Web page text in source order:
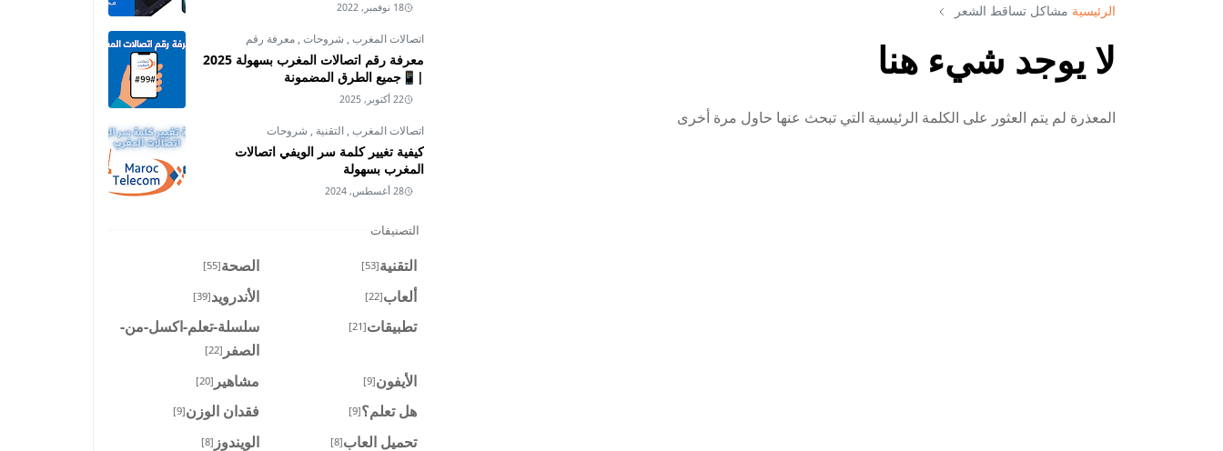
الرئيسية مشاكل تساقط الشعر
لا يوجد شيء هنا
المعذرة لم يتم العثور على الكلمة الرئيسية التي تبحث عنها حاول مرة أخرى
18 نوفمبر, 2022
اتصالات المغرب, شروحات, معرفة رقم
معرفة رقم اتصالات المغرب بسهولة 2025
|📱جميع الطرق المضمونة
22 أكتوبر, 2025
اتصالات المغرب, التقنية , شروحات
كيفية تغيير كلمة سر الويفي اتصالات
المغرب بسهولة
28 أغسطس, 2024
التصنيفات
الصحة[55] التقنية[53]
الأندرويد[39] ألعاب[22]
سلسلة-تعلم-اكسل-من-
الصفر [22]
تطبيقات[21]
مشاهير [20] الأيفون[9]
فقدان الوزن[9] هل تعلم؟[9]
الويندوز [8] تحميل العاب[8]